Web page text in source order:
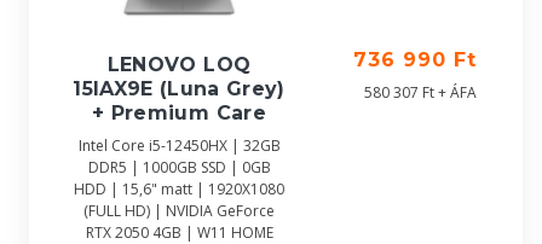
LENOVO LOQ
15IAX9E (Luna Grey)
+ Premium Care
Intel Core i5-12450HX | 32GB
DDR5 | 1000GB SSD | 0GB
HDD | 15,6" matt | 1920X1080
(FULL HD) | NVIDIA GeForce
RTX 2050 4GB | W11 HOME
736 990 Ft
580 307 Ft + ÁFA